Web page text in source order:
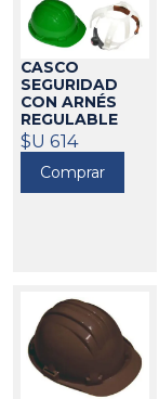
CASCO
SEGURIDAD
CON ARNÉS
REGULABLE
VERDE CLIMAX
480131
$U 614
Comprar